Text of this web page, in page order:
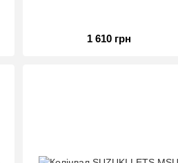
1 610 грн